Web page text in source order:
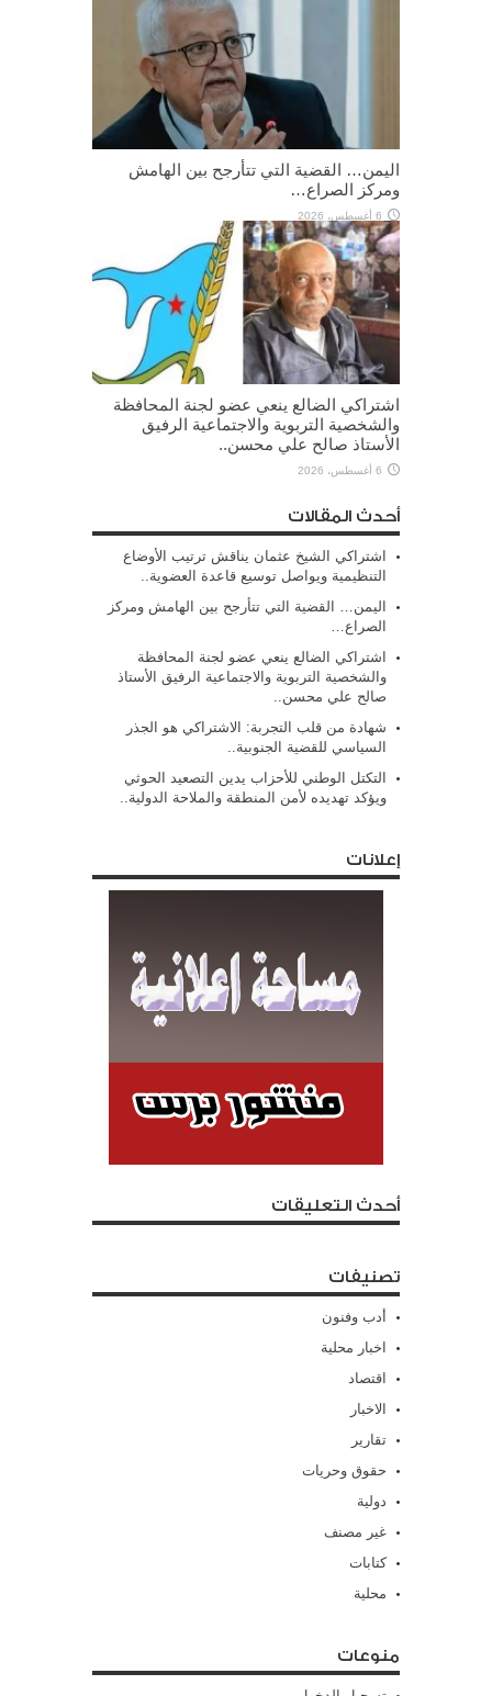
اليمن… القضية التي تتأرجح بين الهامش
ومركز الصراع…
6 أغسطس، 2026
اشتراكي الضالع ينعي عضو لجنة المحافظة
والشخصية التربوية والاجتماعية الرفيق
الأستاذ صالح علي محسن..
6 أغسطس، 2026
أحدث المقالات
اشتراكي الشيخ عثمان يناقش ترتيب الأوضاع
التنظيمية ويواصل توسيع قاعدة العضوية..
اليمن… القضية التي تتأرجح بين الهامش ومركز
الصراع…
اشتراكي الضالع ينعي عضو لجنة المحافظة
والشخصية التربوية والاجتماعية الرفيق الأستاذ
صالح علي محسن..
شهادة من قلب التجربة: الاشتراكي هو الجذر
السياسي للقضية الجنوبية..
التكتل الوطني للأحزاب يدين التصعيد الحوثي
ويؤكد تهديده لأمن المنطقة والملاحة الدولية..
إعلانات
أحدث التعليقات
تصنيفات
أدب وفنون
اخبار محلية
اقتصاد
الاخبار
تقارير
حقوق وحريات
دولية
غير مصنف
كتابات
محلية
منوعات